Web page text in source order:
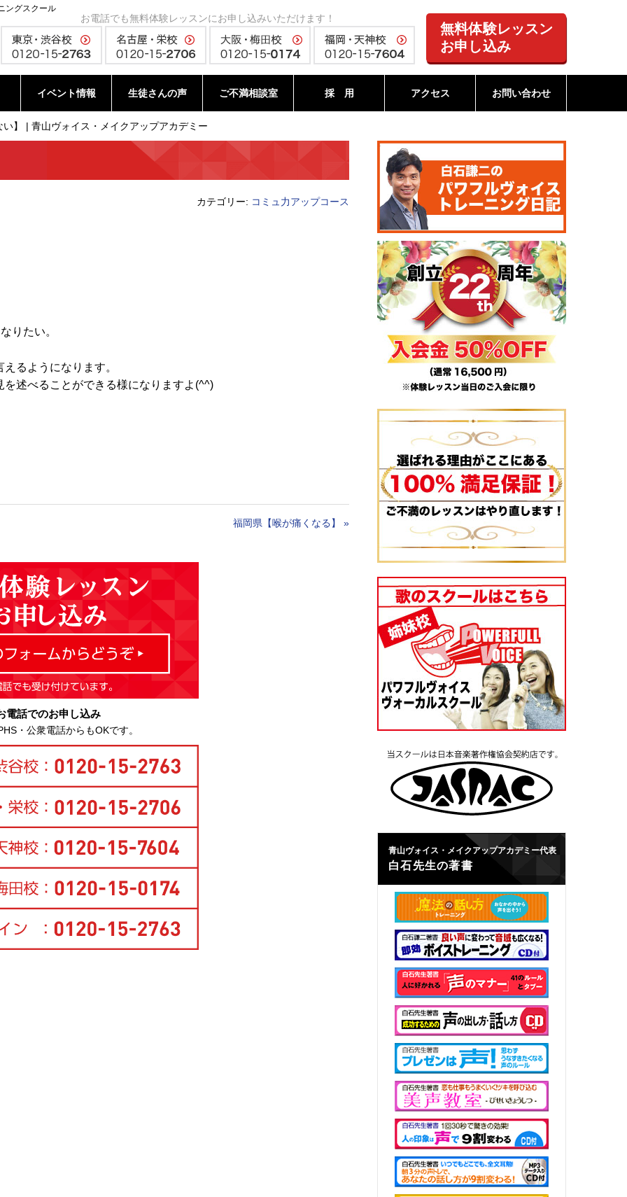
ングスクール
お電話でも無料体験レッスンにお申し込みいただけます！
無料体験レッスン
お申し込み
イベント情報 生徒さんの声 ご不満相談室 採 用 アクセス お問い合わせ
】 | 青山ヴォイス・メイクアップアカデミー
カテゴリー: コミュ力アップコース
りたい。
るようになります。
述べることができる様になりますよ(^^)
福岡県【喉が痛くなる】 »
電話でのお申し込み
・公衆電話からもOKです。
青山ヴォイス・メイクアップアカデミー代表
白石先生の著書